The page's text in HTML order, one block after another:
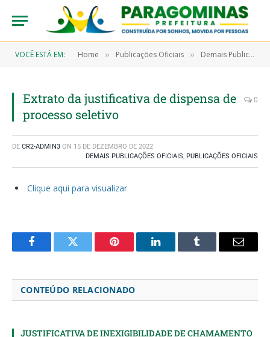
VOCÊ ESTÁ EM: Home » Publicações Oficiais » Demais Publicações Oficiais
Extrato da justificativa de dispensa de
processo seletivo
0
DE CR2-ADMIN3 ON 15 DE DEZEMBRO DE 2022
DEMAIS PUBLICAÇÕES OFICIAIS, PUBLICAÇÕES OFICIAIS
Clique aqui para visualizar
FacebookTwitter Pinterest LinkedInTumblr Email
CONTEÚDO RELACIONADO
JUSTIFICATIVA DE INEXIGIBILIDADE DE CHAMAMENTO